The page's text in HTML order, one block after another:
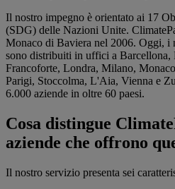
Il nostro impegno è orientato ai 17
(SDG) delle Nazioni Unite.
Monaco di Baviera nel 2006. Oggi, i
sono distribuiti in uffici a Barcellona,
Francoforte, Londra, Milano,
Parigi, Stoccolma, L'Aia, Vienna e
6.000 aziende in oltre 60 paesi.
Cosa distingue
aziende che offrono
Il nostro servizio presenta sei